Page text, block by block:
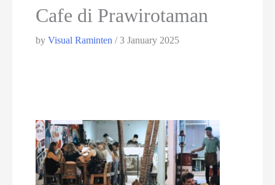
Cafe di Prawirotaman
byVisual Raminten/3 January 2025